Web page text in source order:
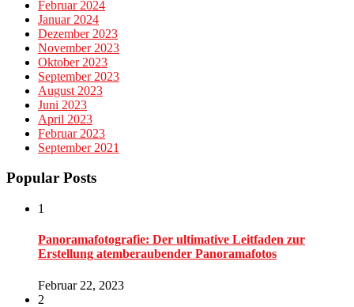
Februar 2024
Januar 2024
Dezember 2023
November 2023
Oktober 2023
September 2023
August 2023
Juni 2023
April 2023
Februar 2023
September 2021
Popular Posts
1
Panoramafotografie: Der ultimative Leitfaden zur
Erstellung atemberaubender Panoramafotos
Februar 22, 2023
2